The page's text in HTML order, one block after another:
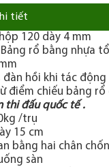
tiết
120 dày 4 mm
rổ bằng nhựa
đàn hồi khi tác động
điểm chiếu bảng rổ
thi đấu quốc tế .
/trụ
15 cm
bằng hai chân
sàn